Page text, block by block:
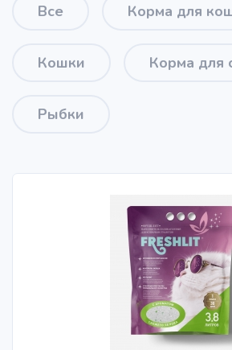
Все Корма для
Кошки Корма для
Рыбки